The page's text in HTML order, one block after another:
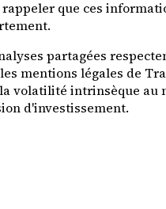
que ces
partagées
mentions légales de
volatilité intrinsèque au
d'investissement.